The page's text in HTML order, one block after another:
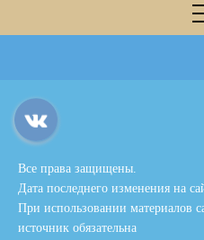
Все права защищены.
Дата последнего изменения на
При использовании материалов
источник обязательна